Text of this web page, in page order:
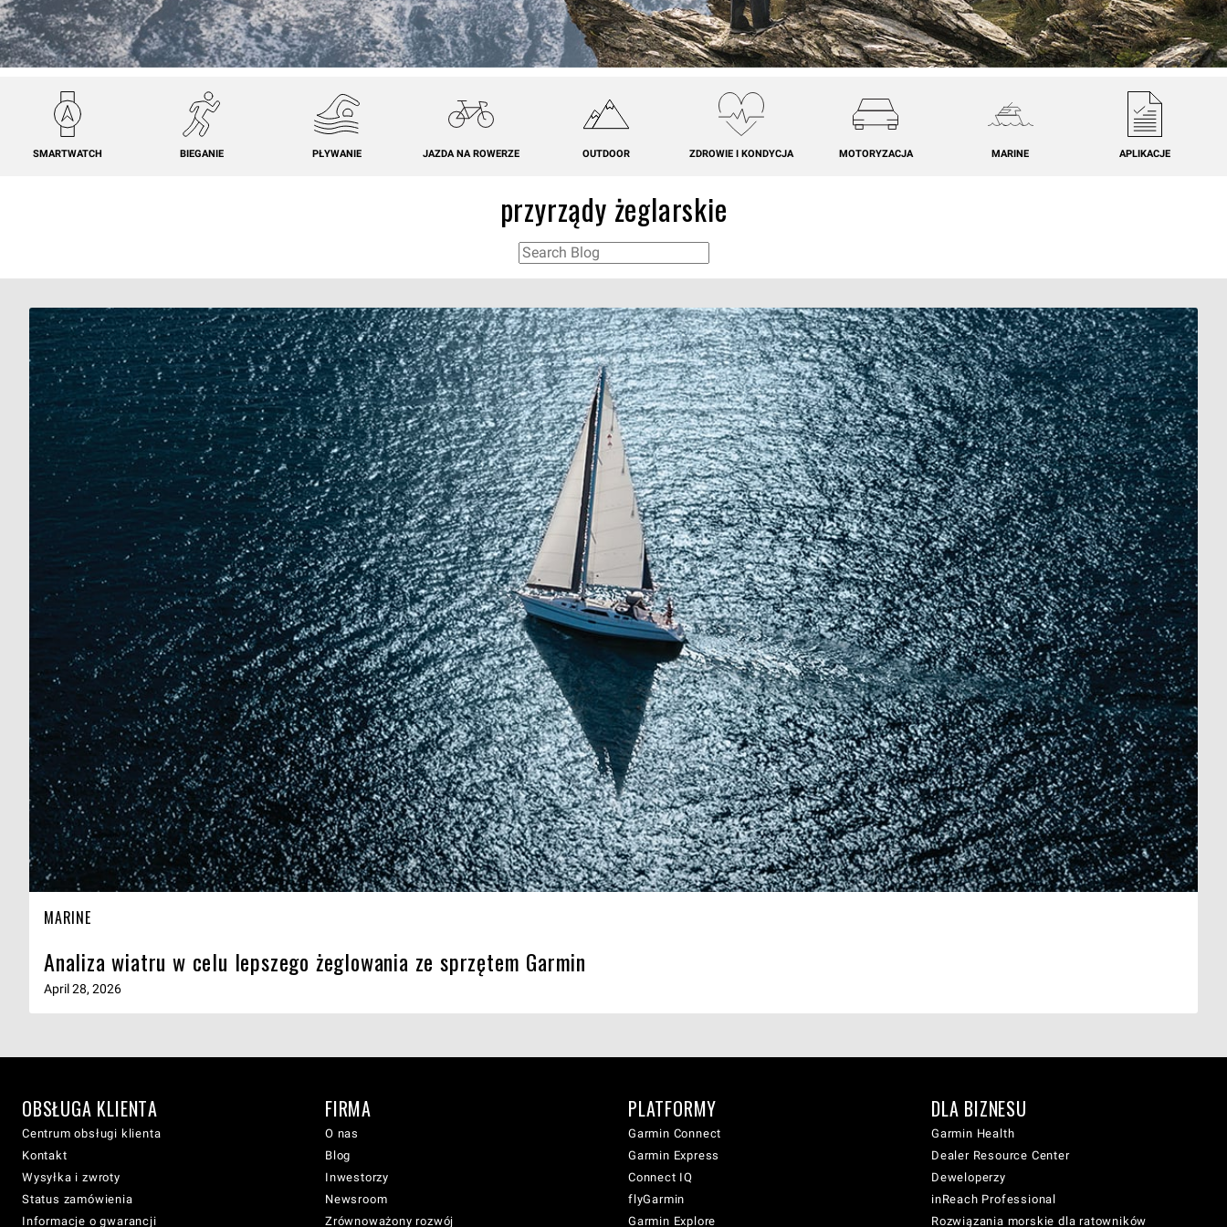
SMARTWATCH BIEGANIE PŁYWANIE JAZDA NA ROWERZE OUTDOOR ZDROWIE I KONDYCJA MOTORYZACJA MARINE APLIKACJE
przyrządy żeglarskie
MARINE
Analiza wiatru w celu lepszego żeglowania ze sprzętem Garmin
April 28, 2026
OBSŁUGA KLIENTA
Centrum obsługi klienta
Kontakt
Wysyłka i zwroty
Status zamówienia
Informacje o gwarancji
FIRMA
O nas
Blog
Inwestorzy
Newsroom
Zrównoważony rozwój
PLATFORMY
Garmin Connect
Garmin Express
Connect IQ
flyGarmin
Garmin Explore
DLA BIZNESU
Garmin Health
Dealer Resource Center
Deweloperzy
inReach Professional
Rozwiązania morskie dla ratowników